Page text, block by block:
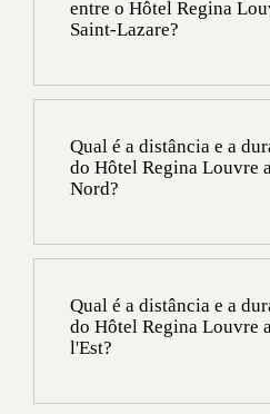
aproximadamente 35
minutos de transporte
entre o Hôtel Regina
Saint-Lazare?
A Gare Saint Lazare fica a
minutos de metrô (as linhas
20 minutos a pé.
Qual é a distância e a
do Hôtel Regina Louvre
Nord?
A Gare du Nord fica a 4,2
VTC ou a 20 minutos de
Qual é a distância e a
do Hôtel Regina Louvre
l'Est?